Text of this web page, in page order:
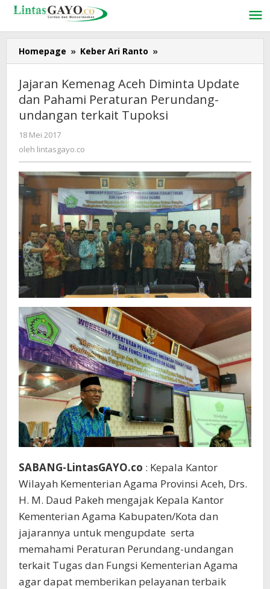
Lewati
konten
Homepage » Keber Ari Ranto »
Kemenag
Diminta
Update
dan
undangan
terkait
Tupoksi
Jajaran Kemenag Aceh Diminta Update
dan Pahami Peraturan Perundang-
undangan terkait Tupoksi
18 Mei 2017
lintasgayo.co
oleh lintasgayo.co
SABANG-LintasGAYO.co : Kepala Kantor
Wilayah Kementerian Agama Provinsi Aceh, Drs.
H. M. Daud Pakeh mengajak Kepala Kantor
Kementerian Agama Kabupaten/Kota dan
jajarannya untuk mengupdate serta
memahami Peraturan Perundang-undangan
terkait Tugas dan Fungsi Kementerian Agama
agar dapat memberikan pelayanan terbaik